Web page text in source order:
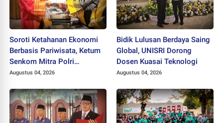
Soroti Ketahanan Ekonomi
Berbasis Pariwisata, Ketum
Senkom Mitra Polri
Dikukuhkan sebagai
Augustus 04, 2026
Bidik Lulusan Berdaya Saing
Global, UNISRI Dorong
Dosen Kuasai Teknologi
Augustus 04, 2026